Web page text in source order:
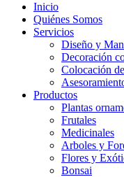
Inicio
Quiénes Somos
Servicios
Diseño y
Decoración
Colocación
Productos
Plantas
Frutales
Medicinales
Arboles y
Flores y
Bonsai